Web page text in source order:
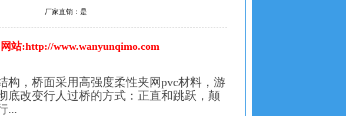
厂家直销：是
站:http://www.wanyunqimo.com
构，桥面采用高强度柔性夹网pvc材料，游
底改变行人过桥的方式：正直和跳跃，颠
...